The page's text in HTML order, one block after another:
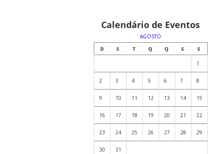
Calendário de Eventos
AGOSTO
D
S T Q Q S S
1
2 3 4 5 6 7 8
9 10 11 12 13 14 15
16 17 18 19 20 21 22
23 24 25 26 27 28 29
30 31